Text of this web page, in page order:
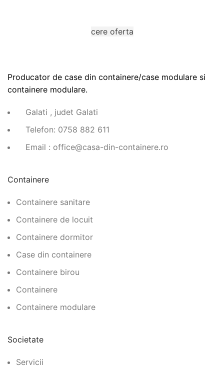
cere oferta
Producator de case din containere/case modulare si
containere modulare.
Galati , judet Galati
Telefon: 0758 882 611
Email : office@casa-din-containere.ro
Containere
Containere sanitare
Containere de locuit
Containere dormitor
Case din containere
Containere birou
Containere
Containere modulare
Societate
Servicii